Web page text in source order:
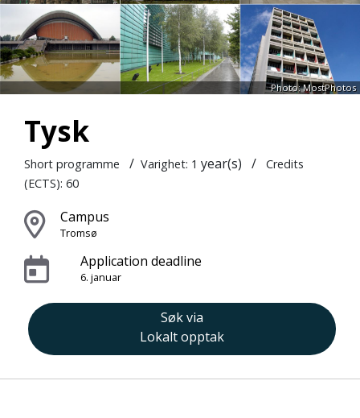
Photo: MostPhotos
Tysk
Short programme / Varighet: 1 year(s) /
Credits
(ECTS): 60
Campus
Tromsø
Application deadline
6. januar
Søk via
Lokalt opptak